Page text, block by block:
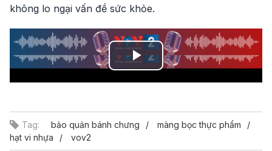
không lo ngại vấn đề sức khỏe.
Play
Tag: bảo quản bánh chưng
màng bọc thực phẩm
hạt vi nhựa
vov2